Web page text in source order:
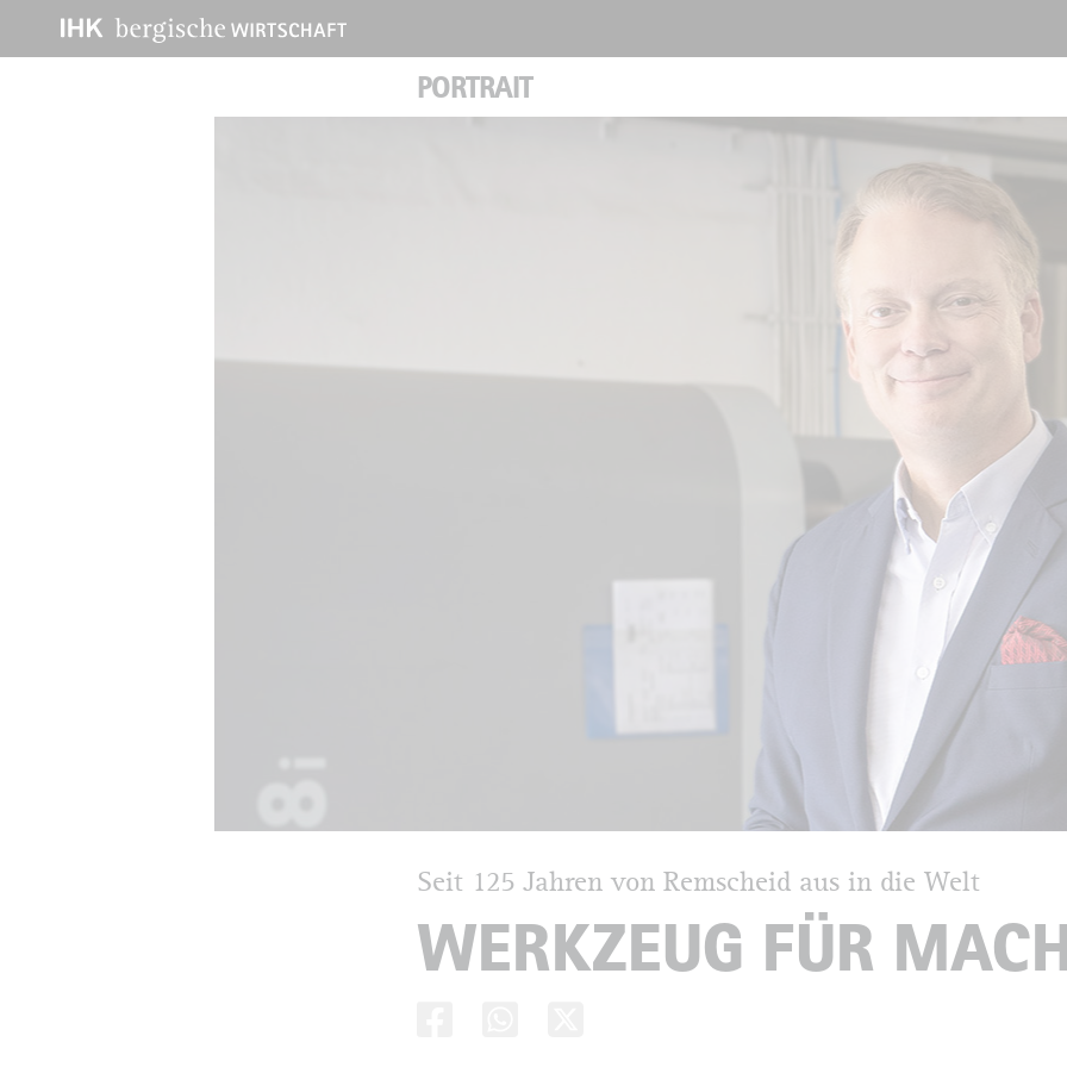
PORTRAIT
Seit 125 Jahren von Remscheid aus in die Welt
WERKZEUG FÜR